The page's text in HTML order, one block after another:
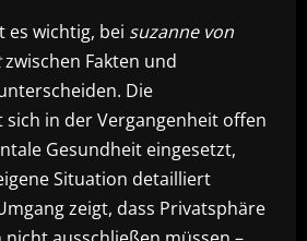
es wichtig, bei suzanne von
zwischen Fakten und
Die
sich in der Vergangenheit offen
Gesundheit eingesetzt,
Situation detailliert
zeigt, dass Privatsphäre